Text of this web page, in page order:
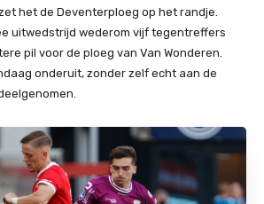
het de Deventerploeg op het randje.
uitwedstrijd wederom vijf tegentreffers
pil voor de ploeg van Van Wonderen.
onderuit, zonder zelf echt aan de